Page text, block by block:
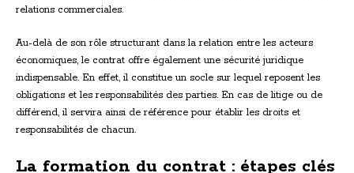
relations commerciales.
Au-delà de son rôle structurant dans la relation entre les acteurs
économiques, le contrat offre également une sécurité juridique
indispensable. En effet, il constitue un socle sur lequel reposent les
obligations et les responsabilités des parties. En cas de litige ou de
différend, il servira ainsi de référence pour établir les droits et
responsabilités de chacun.
La formation du contrat : étapes clés